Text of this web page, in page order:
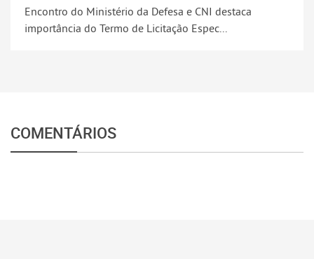
Encontro do Ministério da Defesa e CNI destaca
importância do Termo de Licitação Espec...
COMENTÁRIOS